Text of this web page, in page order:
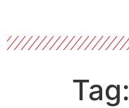
Tag: